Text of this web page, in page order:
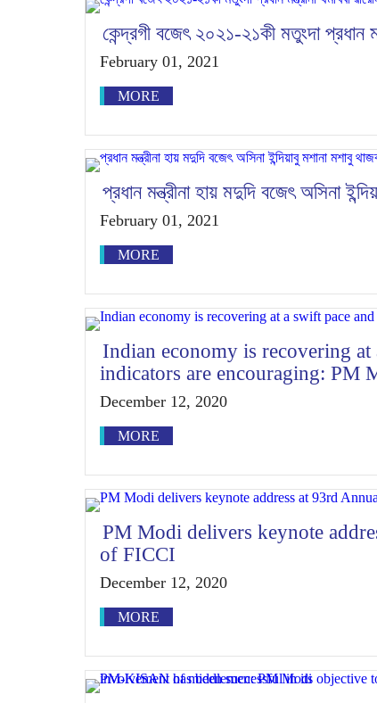
কেন্দ্রগী বজেৎ ২০২১-২১কী মতুংদা প্রধান
February 01, 2021
MORE
প্রধান মন্ত্রীনা হায় মদুদি বজেৎ অসিনা
February 01, 2021
MORE
Indian economy is recovering
indicators are encouraging: PM
December 12, 2020
MORE
PM Modi delivers keynote
of FICCI
December 12, 2020
MORE